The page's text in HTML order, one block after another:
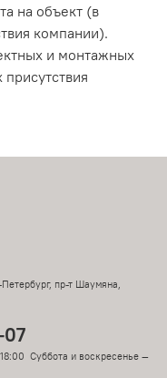
на объект (в
компании).
и монтажных
пр-т Шаумяна,
07
Суббота и воскресенье —